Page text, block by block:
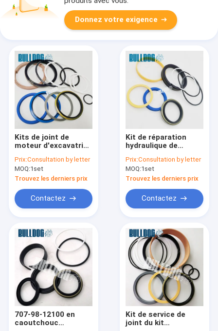
Donnez votre exigence
Kits de joint de
moteur d'excavatrice
de cylindre de seau
de HNBR 707-99-
45230 PC228US-3U
Prix:Consultation by letter
MOQ:1set
Trouvez les derniers prix
Contactez
Kit de réparation
hydraulique de
707-99-24120 pour le
chargeur de roue de
KOMATSU WA350-3
Prix:Consultation by letter
MOQ:1set
Trouvez les derniers prix
Contactez
707-98-12100 en
caoutchouc
Kit de service de
joint du kit